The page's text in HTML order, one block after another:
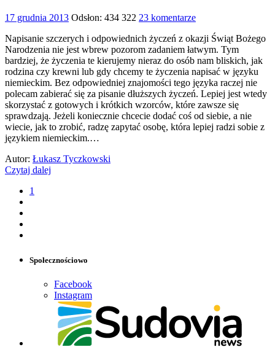
17 grudnia 2013 Odsłon: 434 322 23 komentarze
Napisanie szczerych i odpowiednich życzeń z okazji Świąt Bożego
Narodzenia nie jest wbrew pozorom zadaniem łatwym. Tym
bardziej, że życzenia te kierujemy nieraz do osób nam bliskich, jak
rodzina czy krewni lub gdy chcemy te życzenia napisać w języku
niemieckim. Bez odpowiedniej znajomości tego języka raczej nie
polecam zabierać się za pisanie dłuższych życzeń. Lepiej jest wtedy
skorzystać z gotowych i krótkich wzorców, które zawsze się
sprawdzają. Jeżeli koniecznie chcecie dodać coś od siebie, a nie
wiecie, jak to zrobić, radzę zapytać osobę, która lepiej radzi sobie z
językiem niemieckim.…
Autor: Łukasz Tyczkowski
Czytaj dalej
1
Społecznościowo
Facebook
Instagram